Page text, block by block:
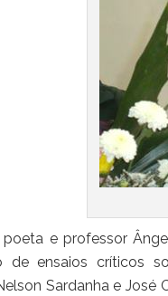
poeta e professor
de ensaios críticos
Sardanha e